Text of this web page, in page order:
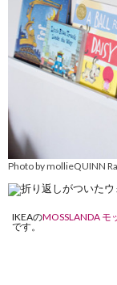
Photo by mollieQUINN
IKEAのMOSSLANDA モ
です。